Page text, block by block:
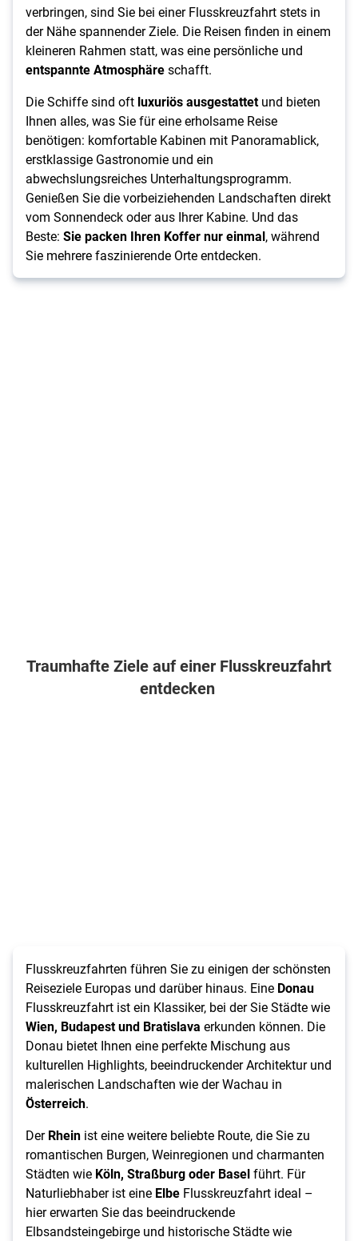
verbringen, sind Sie bei einer Flusskreuzfahrt stets in
der Nähe spannender Ziele. Die Reisen finden in einem
kleineren Rahmen statt, was eine persönliche und
entspannte Atmosphäreschafft.
Die Schiffe sind oft luxuriös ausgestattetund bieten
Ihnen alles, was Sie für eine erholsame Reise
benötigen: komfortable Kabinen mit Panoramablick,
erstklassige Gastronomie und ein
abwechslungsreiches Unterhaltungsprogramm.
Genießen Sie die vorbeiziehenden Landschaften direkt
vom Sonnendeck oder aus Ihrer Kabine. Und das
Beste: Sie packen Ihren Koffer nur einmal, während
Sie mehrere faszinierende Orte entdecken.
Traumhafte Ziele auf einer Flusskreuzfahrt
entdecken
Flusskreuzfahrten führen Sie zu einigen der schönsten
Reiseziele Europas und darüber hinaus. Eine Donau
Flusskreuzfahrt ist ein Klassiker, bei der Sie Städte wie
Wien, Budapest und Bratislava erkunden können. Die
Donau bietet Ihnen eine perfekte Mischung aus
kulturellen Highlights, beeindruckender Architektur und
malerischen Landschaften wie der Wachau in
Österreich.
DerRhein ist eine weitere beliebte Route, die Sie zu
romantischen Burgen, Weinregionen und charmanten
Städten wie Köln, Straßburg oder Baselführt. Für
Naturliebhaber ist eine Elbe Flusskreuzfahrt ideal –
hier erwarten Sie das beeindruckende
Elbsandsteingebirge und historische Städte wie